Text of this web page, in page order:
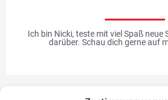
Ich bin Nicki, teste mit viel Spaß neue
darüber. Schau dich gerne auf